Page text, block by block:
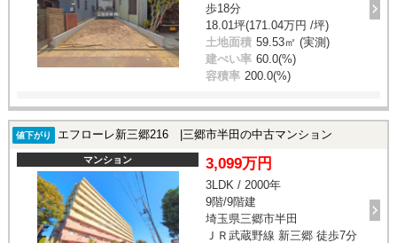
歩18分
18.01坪(171.04万円 /坪)
土地面積 59.53㎡ (実測)
建ぺい率 60.0(%)
容積率 200.0(%)
値下がり エフローレ新三郷216 |三郷市半田の中古マンション
マンション 3,099万円
3LDK / 2000年
9階/9階建
埼玉県三郷市半田
ＪＲ武蔵野線 新三郷 徒歩7分